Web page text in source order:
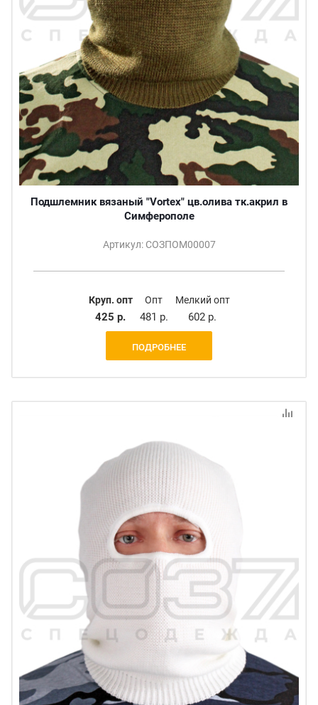
Подшлемник вязаный "Vortex" цв.олива тк.акрил в
Симферополе
Артикул: СОЗПОМ00007
Круп. опт
425 р.
Опт
481 р.
Мелкий опт
602 р.
ПОДРОБНЕЕ